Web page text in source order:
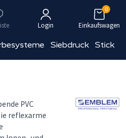
Login Einkaufswagen
0
Siebdruck Stick
PVC
reflexarme